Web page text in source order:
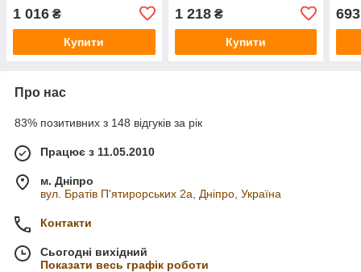
1 016 ₴
Купити
1 218₴
Купити
693
Про нас
83% позитивних з 148 відгуків за рік
Працює з 11.05.2010
м. Дніпро
вул. Братів П'ятирорських 2а, Дніпро, Україна
Контакти
Сьогодні вихідний
Показати весь графік роботи